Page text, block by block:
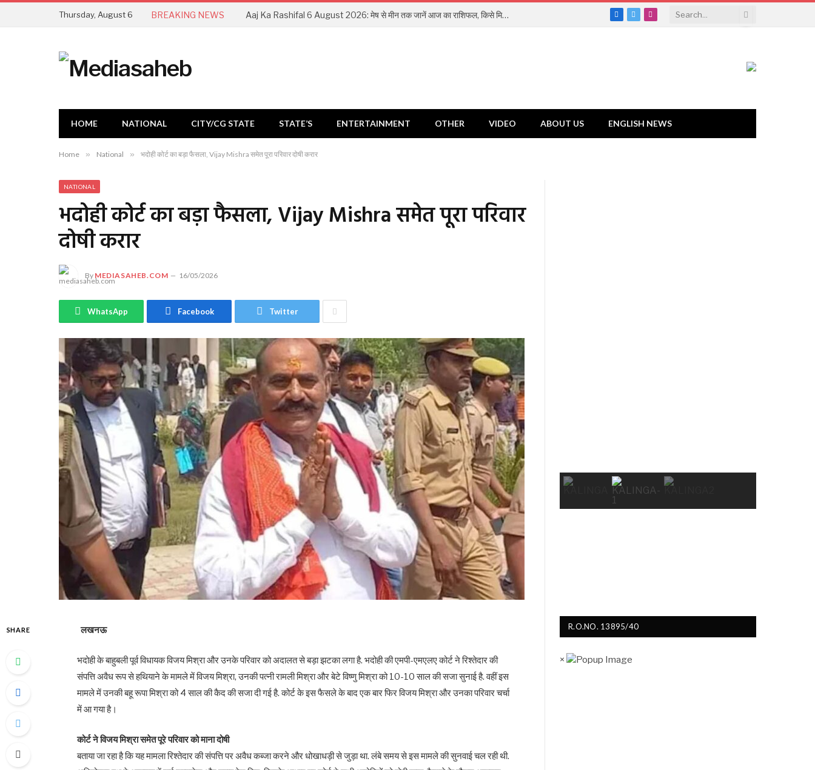
Thursday, August 6 BREAKING NEWS Aaj Ka Rashifal 6 August 2026: मेष से मीन तक जानें आज का राशिफल, किसे मिलेगा धन लाभ और किसे रहना होगा सतर्क
Facebook
TwitterInstagram
HOME NATIONAL CITY/CG STATE STATE’S ENTERTAINMENT OTHER VIDEO ABOUT US ENGLISH NEWS
Home » National » भदोही कोर्ट का बड़ा फैसला, Vijay Mishra समेत पूरा परिवार दोषी करार
NATIONAL
भदोही कोर्ट का बड़ा फैसला, Vijay Mishra समेत पूरा परिवार
दोषी करार
By MEDIASAHEB.COM 16/05/2026
WhatsApp Facebook Twitter
SHARE लखनऊ
भदोही के बाहुबली पूर्व विधायक विजय मिश्रा और उनके परिवार को अदालत से बड़ा झटका लगा है. भदोही की एमपी-एमएलए कोर्ट ने रिश्तेदार की
संपत्ति अवैध रूप से हथियाने के मामले में विजय मिश्रा, उनकी पत्नी रामली मिश्रा और बेटे विष्णु मिश्रा को 10-10 साल की सजा सुनाई है. वहीं इस
मामले में उनकी बहू रूपा मिश्रा को 4 साल की कैद की सजा दी गई है. कोर्ट के इस फैसले के बाद एक बार फिर विजय मिश्रा और उनका परिवार चर्चा
में आ गया है।
कोर्ट ने विजय मिश्रा समेत पूरे परिवार को माना दोषी
बताया जा रहा है कि यह मामला रिश्तेदार की संपत्ति पर अवैध कब्जा करने और धोखाधड़ी से जुड़ा था. लंबे समय से इस मामले की सुनवाई चल रही थी.
R.O.NO. 13895/40
×